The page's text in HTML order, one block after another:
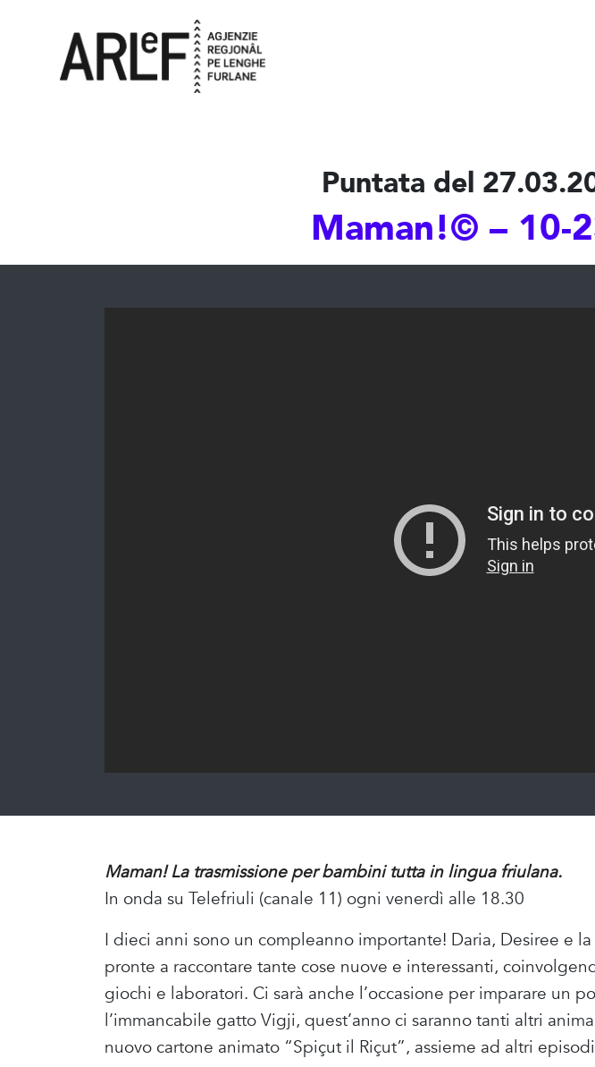
Puntata del
Maman!© – 10-
Maman! La trasmissione per bambini tutta in lingua friulana.
In onda su Telefriuli (canale 11) ogni venerdì alle 18.30
I dieci anni sono un compleanno importante! Daria, Desiree e
pronte a raccontare tante cose nuove e interessanti,
giochi e laboratori. Ci sarà anche l’occasione per imparare un
l’immancabile gatto Vigji, quest’anno ci saranno tanti altri
nuovo cartone animato “Spiçut il Riçut”, assieme ad altri